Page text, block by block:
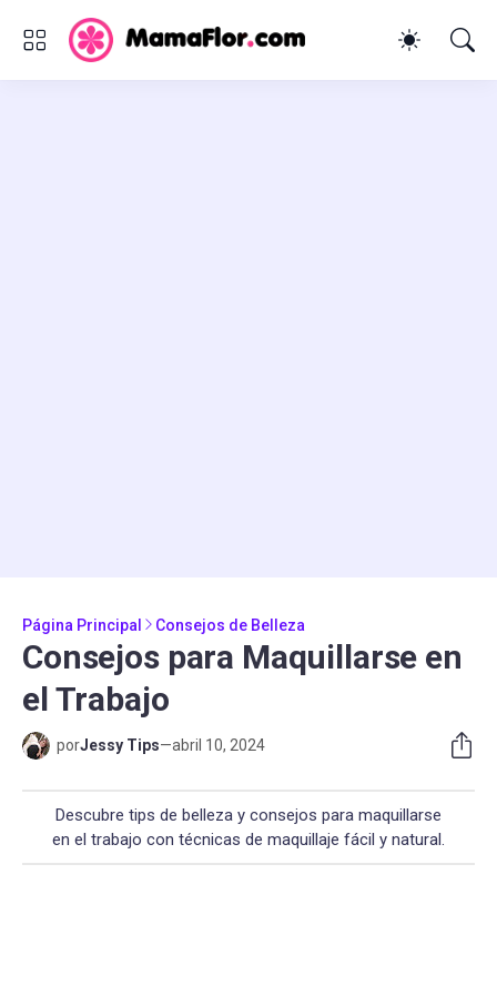
Página Principal Consejos de Belleza
Consejos para Maquillarse en
el Trabajo
porJessy Tips—abril 10, 2024
Descubre tips de belleza y consejos para maquillarse
en el trabajo con técnicas de maquillaje fácil y natural.